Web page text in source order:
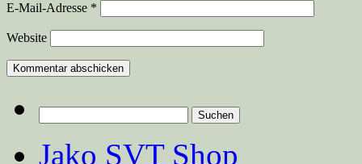
E-Mail-Adresse *
Website
nach:
Jako SVT Shop